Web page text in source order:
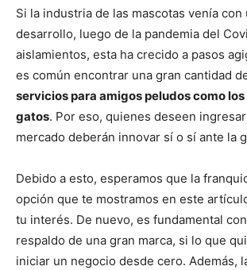
Si la industria de las mascotas venía
desarrollo, luego de la pandemia del
aislamientos, esta ha crecido a pasos
es común encontrar una gran cantidad
servicios para amigos peludos como
gatos. Por eso, quienes deseen
mercado deberán innovar sí o sí ante la
Debido a esto, esperamos que la
opción que te mostramos en este
tu interés. De nuevo, es fundamental
respaldo de una gran marca, si lo que
iniciar un negocio desde cero. Además,